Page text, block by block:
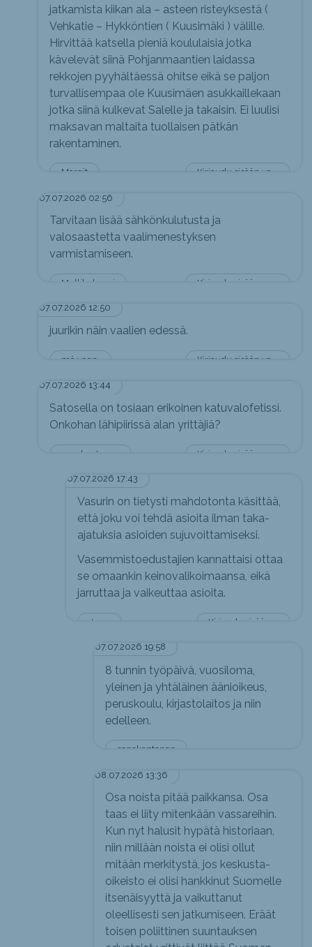
Margit
jatkamista kiikan ala – asteen risteyksestä (
Vehkatie – Hykköntien ( Kuusimäki ) välille.
Hirvittää katsella pieniä koululaisia jotka
kävelevät siinä Pohjanmaantien laidassa
rekkojen pyyhältäessä ohitse eikä se paljon
turvallisempaa ole Kuusimäen asukkaillekaan
jotka siinä kulkevat Salelle ja takaisin. Ei luulisi
maksavan maltaita tuollaisen pätkän
rakentaminen.
07.07.2026 02:56
Mullikuhnuri
Tarvitaan lisää sähkönkulutusta ja
valosaastetta vaalimenestyksen
varmistamiseen.
07.07.2026 12:50
mä vaan.
juurikin näin vaalien edessä.
07.07.2026 13:44
sepekantonen
Satosella on tosiaan erikoinen katuvalofetissi.
Onkohan lähipiirissä alan yrittäjiä?
07.07.2026 17:43
Jerry
Vasurin on tietysti mahdotonta käsittää,
että joku voi tehdä asioita ilman taka-
ajatuksia asioiden sujuvoittamiseksi.
Vasemmistoedustajien kannattaisi ottaa
se omaankin keinovalikoimaansa, eikä
jarruttaa ja vaikeuttaa asioita.
07.07.2026 19:58
sepekantonen
8 tunnin työpäivä, vuosiloma,
yleinen ja yhtäläinen äänioikeus,
peruskoulu, kirjastolaitos ja niin
edelleen.
08.07.2026 13:36
Osa noista pitää paikkansa. Osa
taas ei liity mitenkään vassareihin.
Kun nyt halusit hypätä historiaan,
niin millään noista ei olisi ollut
mitään merkitystä, jos keskusta-
oikeisto ei olisi hankkinut Suomelle
itsenäisyyttä ja vaikuttanut
oleellisesti sen jatkumiseen. Eräät
toisen poliittinen suuntauksen